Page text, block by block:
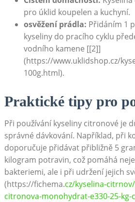
pro úklid koupelen a kuchyní.
osvěžení prádla: Přidáním 1
kyseliny do pracího cyklu
vodního kamene [[2]]
(https://www.uklidshop.cz/
100g.html).
Praktické ‌tipy pro⁤
Při používání kyseliny citronové je
správné dávkování. Například,⁢ při
doporučuje přidávat přibližně 5
kilogram potravin, což pomáhá⁣
bakteriemi, ⁤ale i při udržení jejich
(https://fichema.cz/kyselina-
citronova-monohydrat-e330-25-kg-